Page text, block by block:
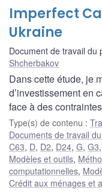
Imperfect
Ukraine
Document de travail du
Shcherbakov
Dans cette étude, je
d’investissement en
face à des
Type(s) de contenu :
Documents de travail
C63, D, D2, D24, G, G3,
Modèles et outils,
computationnelles,
Crédit aux ménages et